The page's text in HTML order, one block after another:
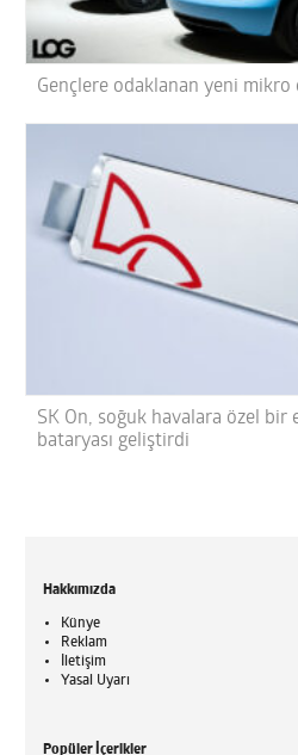
Gençlere odaklanan yeni
SK On, soğuk havalara özel bir
bataryası geliştirdi
Hakkımızda
Künye
Reklam
İletişim
Yasal Uyarı
Popüler İçerikler